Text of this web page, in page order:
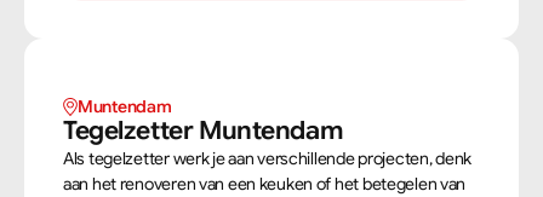
Muntendam
Tegelzetter Muntendam
Als tegelzetter werk je aan verschillende projecten, denk
aan het renoveren van een keuken of het betegelen van